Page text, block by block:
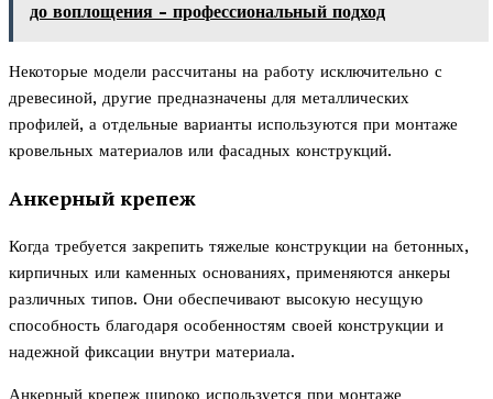
до воплощения - профессиональный подход
Некоторые модели рассчитаны на работу исключительно с
древесиной, другие предназначены для металлических
профилей, а отдельные варианты используются при монтаже
кровельных материалов или фасадных конструкций.
Анкерный крепеж
Когда требуется закрепить тяжелые конструкции на бетонных,
кирпичных или каменных основаниях, применяются анкеры
различных типов. Они обеспечивают высокую несущую
способность благодаря особенностям своей конструкции и
надежной фиксации внутри материала.
Анкерный крепеж широко используется при монтаже